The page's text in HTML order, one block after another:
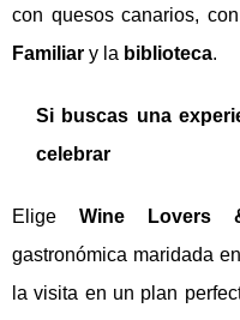
con quesos canarios,
Familiar y la biblioteca.
Si buscas una
celebrar
Elige Wine Lovers
gastronómica maridada en
la visita en un plan